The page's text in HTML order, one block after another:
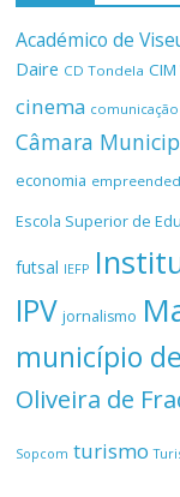
Académico de
Daire CD Tondela
cinema
Câmara
economia
Escola Superior de
futsal IEFP
IPV jornalismo
município
Oliveira de
Sopcom turismo